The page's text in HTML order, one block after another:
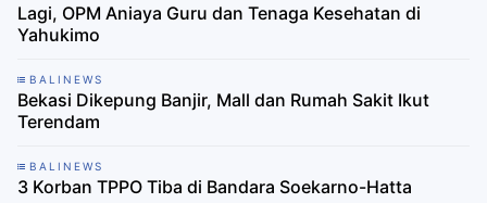
Lagi, OPM Aniaya Guru dan Tenaga Kesehatan di
Yahukimo
BALINEWS
Bekasi Dikepung Banjir, Mall dan Rumah Sakit Ikut
Terendam
BALINEWS
3 Korban TPPO Tiba di Bandara Soekarno-Hatta